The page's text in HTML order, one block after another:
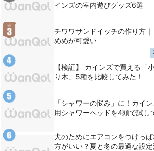
インズの室内遊びグッズ6選
チワワサンドイッチの作り方
めめが可愛い
【検証】 カインズで買える「
り木」5種を比較してみた！
「シャワーの悩み」に！カイ
用シャワーヘッドを4頭で試し
犬のためにエアコンをつけっ
方がいい？夏と冬の最適な設